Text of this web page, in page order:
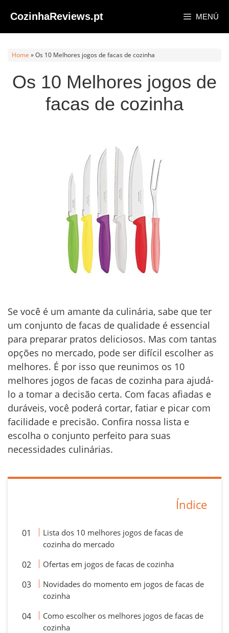
contenido
CozinhaReviews.pt MENÚ
Home »Os 10 Melhores jogos de facas de cozinha
Os 10 Melhores jogos de
facas de cozinha
Se você é um amante da culinária, sabe que ter
um conjunto de facas de qualidade é essencial
para preparar pratos deliciosos. Mas com tantas
opções no mercado, pode ser difícil escolher as
melhores. É por isso que reunimos os 10
melhores jogos de facas de cozinha para ajudá-
lo a tomar a decisão certa. Com facas afiadas e
duráveis, você poderá cortar, fatiar e picar com
facilidade e precisão. Confira nossa lista e
escolha o conjunto perfeito para suas
necessidades culinárias.
Índice
Lista dos 10 melhores jogos de facas de
cozinha do mercado
Ofertas em jogos de facas de cozinha
Novidades do momento em jogos de facas de
cozinha
Como escolher os melhores jogos de facas de
cozinha